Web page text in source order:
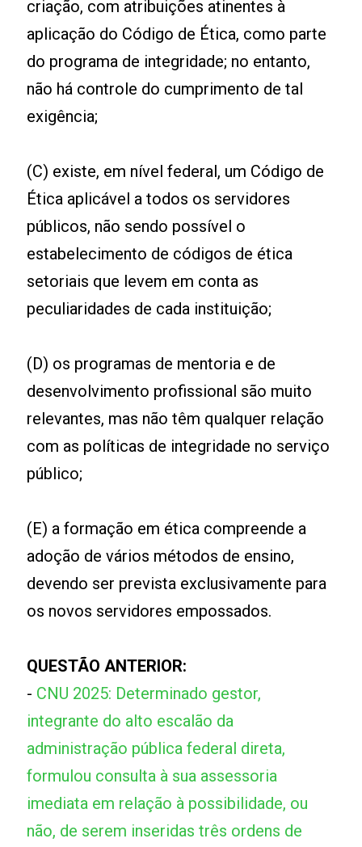
criação, com atribuições atinentes à
aplicação do Código de Ética, como parte
do programa de integridade; no entanto,
não há controle do cumprimento de tal
exigência;
(C) existe, em nível federal, um Código de
Ética aplicável a todos os servidores
públicos, não sendo possível o
estabelecimento de códigos de ética
setoriais que levem em conta as
peculiaridades de cada instituição;
(D) os programas de mentoria e de
desenvolvimento profissional são muito
relevantes, mas não têm qualquer relação
com as políticas de integridade no serviço
público;
(E) a formação em ética compreende a
adoção de vários métodos de ensino,
devendo ser prevista exclusivamente para
os novos servidores empossados.
QUESTÃO ANTERIOR:
- CNU 2025: Determinado gestor,
integrante do alto escalão da
administração pública federal direta,
formulou consulta à sua assessoria
imediata em relação à possibilidade, ou
não, de serem inseridas três ordens de